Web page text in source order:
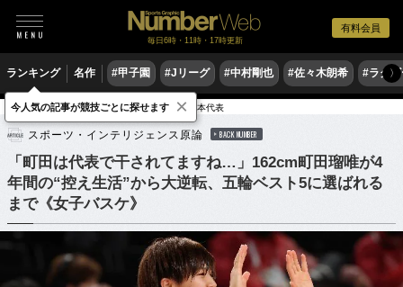
有料会員
毎日6時・11時・17時更新
ランキング 名作 #甲子園 #Jリーグ #中村剛也 #佐々木朗希 #ラグ〉
バスケットボール バスケットボール日本代表
スポーツ・インテリジェンス原論 BACK NUMBER
「町田は代表で干されてますね…」162cm町田瑠唯が4
年間の“控え生活”から大逆転、五輪ベスト5に選ばれる
まで《女子バスケ》
今人気の記事が競技ごとに探せます ×